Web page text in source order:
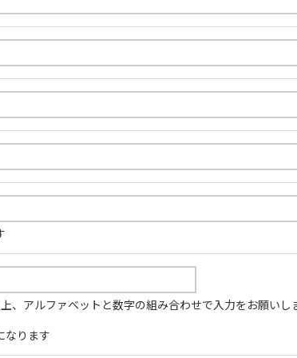
、アルファベットと数字の組み合わせで入力をお願いし
なります